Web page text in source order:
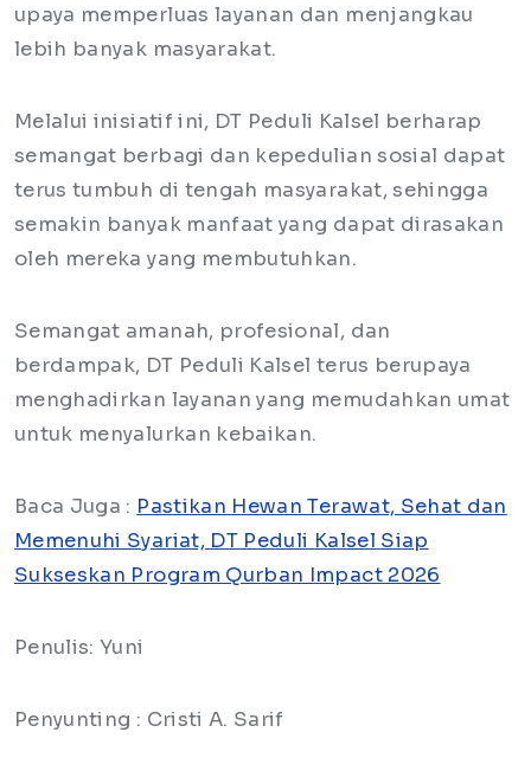
upaya memperluas layanan dan menjangkau
lebih banyak masyarakat.
Melalui inisiatif ini, DT Peduli Kalsel berharap
semangat berbagi dan kepedulian sosial dapat
terus tumbuh di tengah masyarakat, sehingga
semakin banyak manfaat yang dapat dirasakan
oleh mereka yang membutuhkan.
Semangat amanah, profesional, dan
berdampak, DT Peduli Kalsel terus berupaya
menghadirkan layanan yang memudahkan umat
untuk menyalurkan kebaikan.
Baca Juga : Pastikan Hewan Terawat, Sehat dan
Memenuhi Syariat, DT Peduli Kalsel Siap
Sukseskan Program Qurban Impact 2026
Penulis: Yuni
Penyunting : Cristi A. Sarif